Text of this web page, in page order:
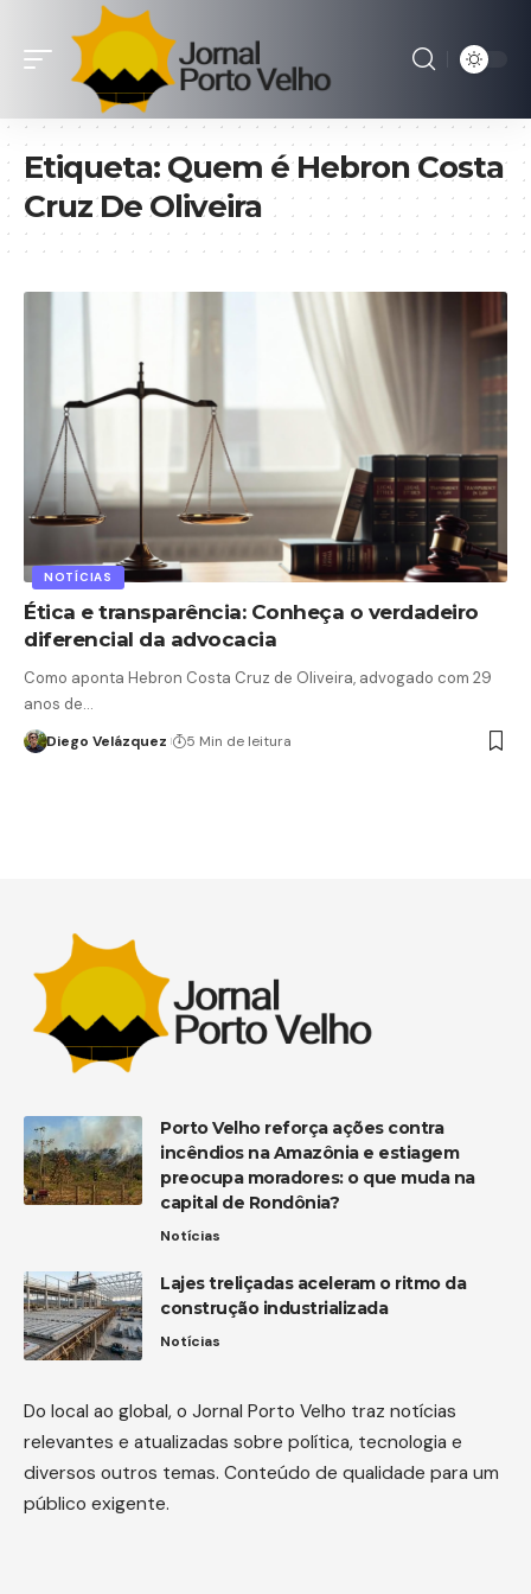
Etiqueta:Quem é Hebron Costa
Cruz De Oliveira
NOTÍCIAS
Ética e transparência: Conheça o verdadeiro
diferencial da advocacia
Como aponta Hebron Costa Cruz de Oliveira, advogado com 29
anos de…
Diego Velázquez 5 Min de leitura
Porto Velho reforça ações contra
incêndios na Amazônia e estiagem
preocupa moradores: o que muda na
capital de Rondônia?
Notícias
Lajes treliçadas aceleram o ritmo da
construção industrializada
Notícias
Do local ao global, o Jornal Porto Velho traz notícias
relevantes e atualizadas sobre política, tecnologia e
diversos outros temas. Conteúdo de qualidade para um
público exigente.